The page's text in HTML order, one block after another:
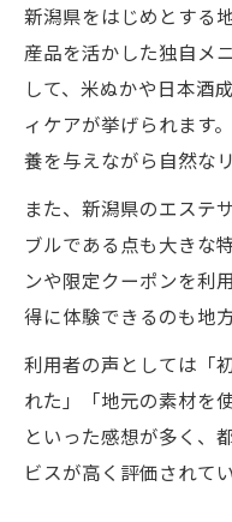
新潟県をはじめとする
産品を活かした独自メ
して、米ぬかや日本酒
ィケアが挙げられます
養を与えながら自然な
また、新潟県のエステ
ブルである点も大きな
ンや限定クーポンを利
得に体験できるのも地
利用者の声としては「
れた」「地元の素材を
といった感想が多く、
ビスが高く評価されてい